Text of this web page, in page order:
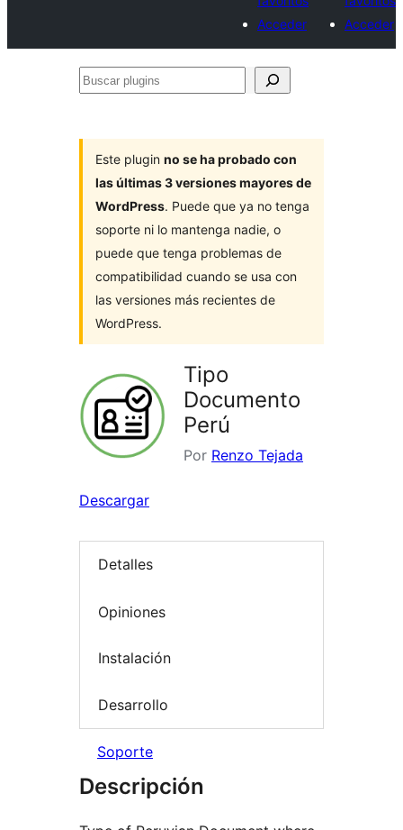
Acceder
Acceder
Buscar
Este plugin no se ha probado con
las últimas 3 versiones mayores de
WordPress. Puede que ya no tenga
soporte ni lo mantenga nadie, o
puede que tenga problemas de
compatibilidad cuando se usa con
las versiones más recientes de
WordPress.
Tipo
Documento
Perú
Por Renzo Tejada
Descargar
Detalles
Opiniones
Instalación
Desarrollo
Soporte
Descripción